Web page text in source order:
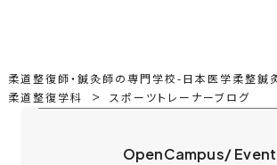
柔道整復師・鍼灸師の専門学校-日本医学柔整鍼
柔道整復学科
スポーツトレーナーブログ
OpenCampus/ Event